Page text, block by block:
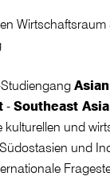
- Southeast
kulturellen und
und